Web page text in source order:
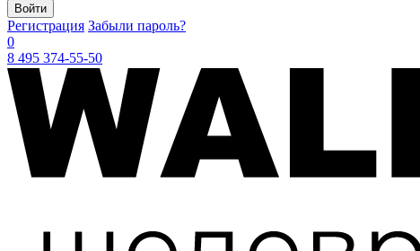
Войти
Регистрация Забыли пароль?
0
8 495 374-55-50